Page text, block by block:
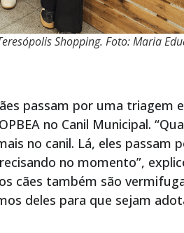
Shopping. Foto: Maria
passam por uma triagem
no Canil Municipal.
no canil. Lá, eles passam
no momento”,
cães também são
deles para que sejam